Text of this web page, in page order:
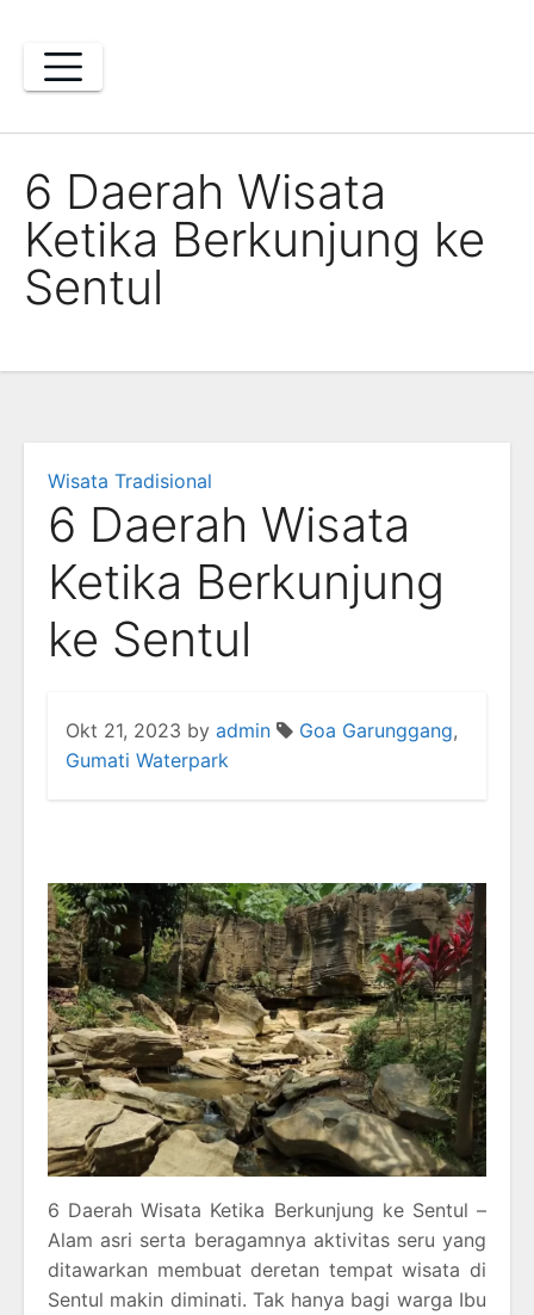
content
6 Daerah Wisata
Ketika Berkunjung ke
Sentul
Wisata Tradisional
6 Daerah Wisata
Ketika Berkunjung
ke Sentul
Okt 21, 2023 by admin Goa Garunggang,
Gumati Waterpark
6 Daerah Wisata Ketika Berkunjung ke Sentul –
Alam asri serta beragamnya aktivitas seru yang
ditawarkan membuat deretan tempat wisata di
Sentul makin diminati. Tak hanya bagi warga Ibu